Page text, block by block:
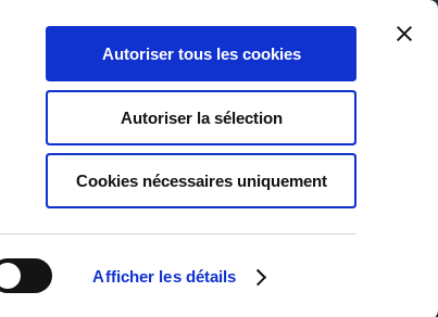
Afficher les détails
Autoriser tous les cookies
Autoriser la sélection
Cookies nécessaires uniquement
0
Panier
0
Ma liste
Connexion